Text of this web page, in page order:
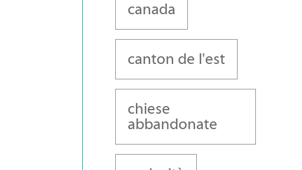
canada
canton de l'est
chiese
abbandonate